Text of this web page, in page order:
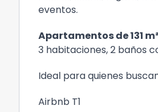
eventos.
Apartamentos de 131
3 habitaciones, 2 baños
Ideal para quienes
Airbnb T1